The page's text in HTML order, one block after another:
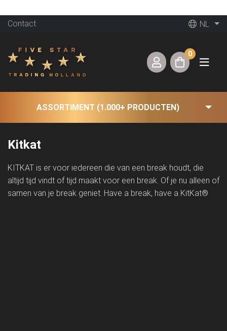
Contact NL
0
ASSORTIMENT (1.000+ PRODUCTEN)
Kitkat
KITKAT is er voor iedereen die van een break houdt, die
altijd tijd vindt of tijd maakt voor een break. Of je nu alleen of
samen van je break geniet. Have a break, have a KitKat®